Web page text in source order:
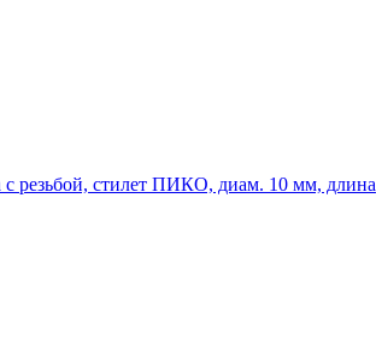
с резьбой, стилет ПИКО, диам. 10 мм, длина